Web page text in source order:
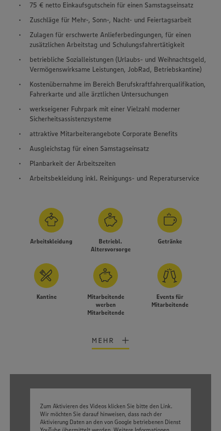
75 € netto Einkaufsgutschein für einen Samstagseinsatz
Zuschläge für Mehr-, Sonn-, Nacht- und Feiertagsarbeit
Zulagen für erschwerte Anlieferbedingungen, für einen
zusätzlichen Arbeitstag und Schulungsfahrertätigkeit
betriebliche Sozialleistungen (Urlaubs- und Weihnachtsgeld,
Vermögenswirksame Leistungen, JobRad, Betriebskantine)
Kostenübernahme im Bereich Berufskraftfahrerqualifikation,
Fahrerkarte und alle ärztlichen Untersuchungen
werkseigener Fuhrpark mit einer Vielzahl moderner
Sicherheitsassistenzsysteme
attraktive Mitarbeiterangebote Corporate Benefits
Ausgleichstag für einen Samstagseinsatz
Planbarkeit der Arbeitszeiten
Arbeitsbekleidung inkl. Reinigungs- und Reperaturservice
Arbeitskleidung
Betriebl.
Altersvorsorge
Getränke
Kantine
Mitarbeitende
werben
Mitarbeitende
Events für
Mitarbeitende
MEHR
Zum Aktivieren des Videos klicken Sie bitte den Link.
Wir möchten Sie darauf hinweisen, dass nach der
Aktivierung Daten an den von Google betriebenen Dienst